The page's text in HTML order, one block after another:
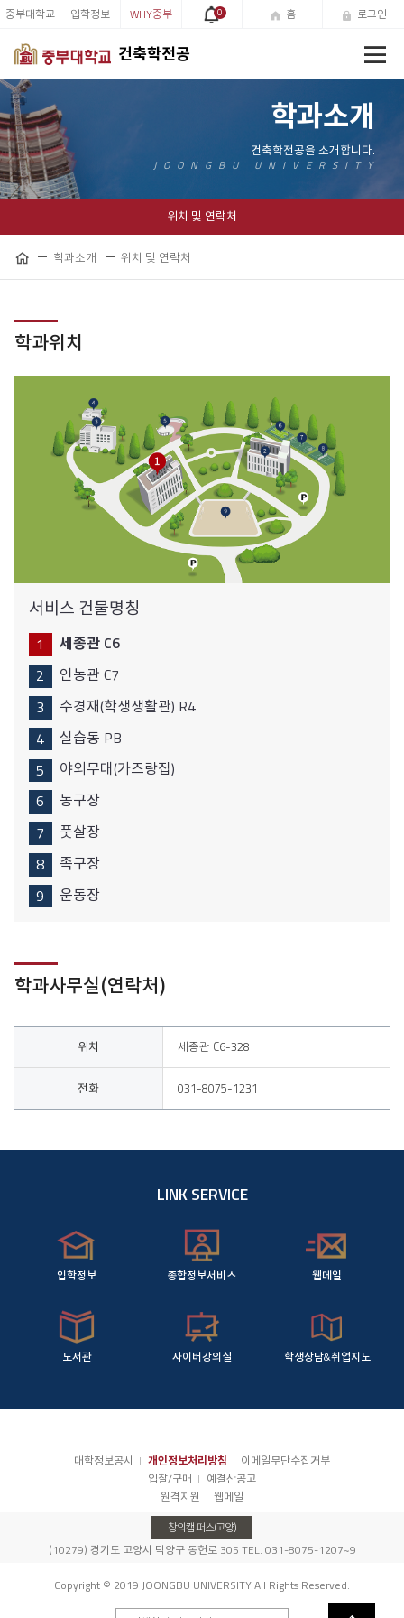
건축학전공
중부대학교 입학정보 WHY중부 0 홈 로그인
학과소개
위치 및 연락처
홈
학과소개 위치 및 연락처
유
학과위치
서비스 건물명칭
세종관 C6
인농관 C7
수경재(학생생활관) R4
실습동 PB
야외무대(가즈랑집)
농구장
풋살장
족구장
운동장
학과사무실(연락처)
위치 세종관 C6-328
전화 031-8075-1231
LINK SERVICE
입학정보 종합정보서비스 웹메일
도서관 사이버강의실 학생상담&취업지도
대학정보공시 개인정보처리방침
이메일무단수집거부
입찰/구매
예결산공고
원격지원
웹메일
창의캠퍼스(고양)
(10279) 경기도 고양시 덕양구 동헌로 305 TEL. 031-8075-1207~9
Copyright © 2019 JOONGBU UNIVERSITY All Rights Reserved.